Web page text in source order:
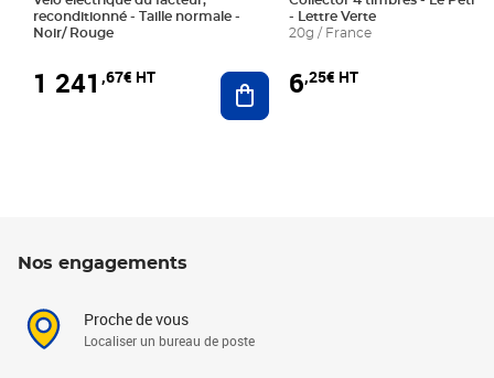
reconditionné - Taille normale -
Noir/ Rouge
1 241 ,67€ HT Ajouter au panier
- Lettre Verte
20g / France
6,25€ HT
Nos engagements
Proche de vous
Localiser un bureau de poste